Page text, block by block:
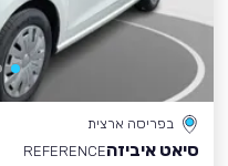
בפריסה ארצית
סיאט איביזהREFERENCE